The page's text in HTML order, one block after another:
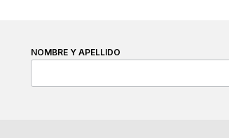
NOMBRE Y APELLIDO